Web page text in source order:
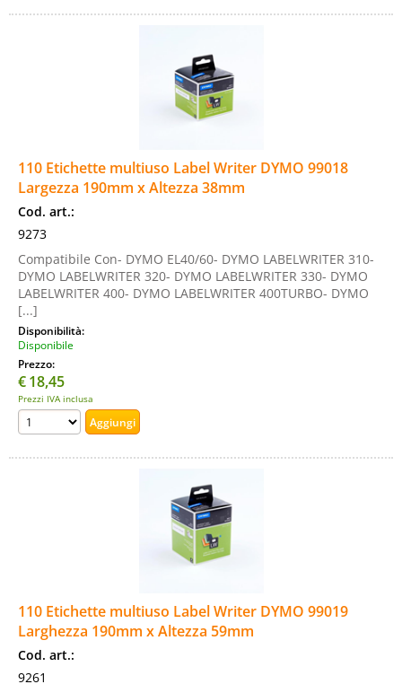
110 Etichette multiuso Label Writer DYMO 99018
Largezza 190mm x Altezza 38mm
Cod. art.:
9273
Compatibile Con- DYMO EL40/60- DYMO LABELWRITER 310-
DYMO LABELWRITER 320- DYMO LABELWRITER 330- DYMO
LABELWRITER 400- DYMO LABELWRITER 400TURBO- DYMO
[...]
Disponibilità:
Disponibile
Prezzo:
€18,45
Prezzi IVA inclusa
110 Etichette multiuso Label Writer DYMO 99019
Larghezza 190mm x Altezza 59mm
Cod. art.:
9261